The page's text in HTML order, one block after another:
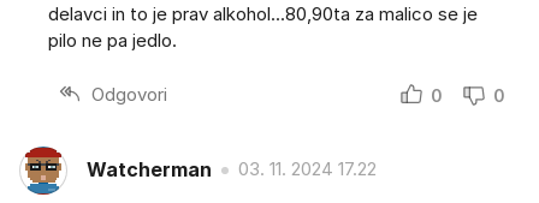
delavci in to je prav alkohol...80,90ta za malico se je
pilo ne pa jedlo.
Odgovori 0 0
Watcherman 03. 11. 2024 17.22